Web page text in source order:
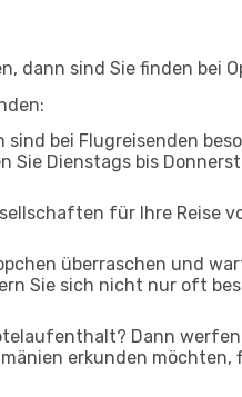
dann sind Sie finden bei
bei Flugreisenden
Dienstags bis
für Ihre Reise
überraschen und
Sie sich nicht nur oft
Dann
erkunden möchten,